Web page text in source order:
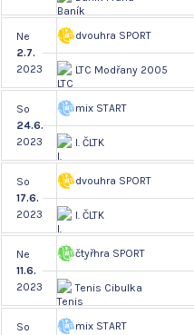
Ne
2.7.
2023
dvouhra SPORT
LTC Modřany 2005
So
24.6.
2023
mix START
I. ČLTK
So
17.6.
2023
dvouhra SPORT
I. ČLTK
Ne
11.6.
2023
čtyřhra SPORT
Tenis Cibulka
So
mix START